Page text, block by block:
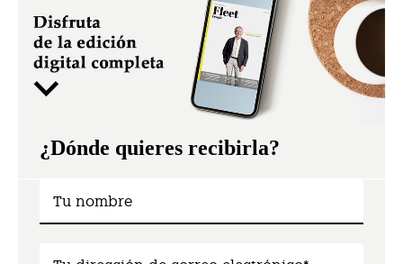
¿Dónde quieres recibirla?